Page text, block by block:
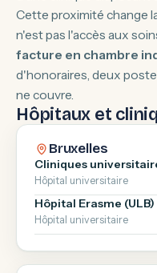
Cette proximité change
n'est pas l'accès aux
facture en chambre
d'honoraires, deux
ne couvre.
Hôpitaux et
Bruxelles
Cliniques
Hôpital universitaire
Hôpital Erasme (ULB)
Hôpital universitaire